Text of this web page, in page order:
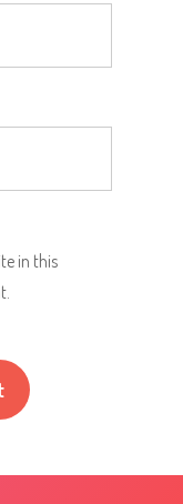
in this